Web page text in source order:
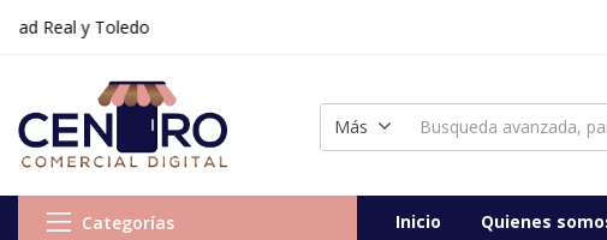
y Toledo
Más
Categorías Inicio Quienes